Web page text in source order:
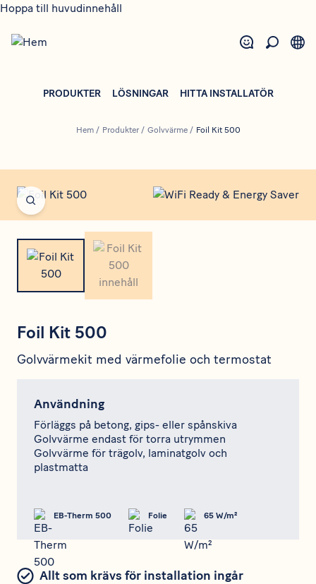
Hoppa till huvudinnehåll
PRODUKTER LÖSNINGAR HITTA INSTALLATÖR
Hem/ Produkter/ Golvvärme/ Foil Kit 500
Open fullscreen
Foil Kit 500
Golvvärmekit med värmefolie och termostat
Användning
Förläggs på betong, gips- eller spånskiva
Golvvärme endast för torra utrymmen
Golvvärme för trägolv, laminatgolv och
plastmatta
EB-Therm 500 Folie 65 W/m²
Allt som krävs för installation ingår